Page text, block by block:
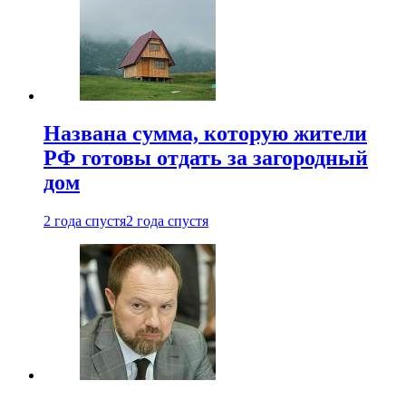
Названа сумма, которую жители
РФ готовы отдать за загородный
дом
2 года спустя2 года спустя